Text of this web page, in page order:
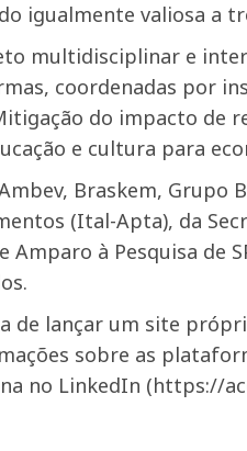
igualmente valiosa a
multidisciplinar e
coordenadas por
do impacto de
e cultura para
Braskem, Grupo
(Ital-Apta), da
Amparo à Pesquisa
de lançar um site
sobre as
no LinkedIn (https://